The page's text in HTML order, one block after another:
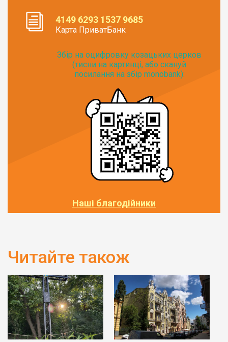
4149 6293 1537 9685
Карта ПриватБанк
Збір на оцифровку козацьких церков
(тисни на картинці, або скануй
посилання на збір monobank):
Наші благодійники
Читайте також